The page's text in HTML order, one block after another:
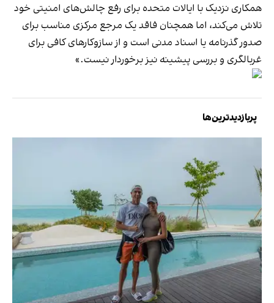
همکاری نزدیک با ایالات متحده برای رفع چالش‌های امنیتی خود
تلاش می‌کند، اما همچنان فاقد یک مرجع مرکزی مناسب برای
صدور گذرنامه یا اسناد مدنی است و از سازوکارهای کافی برای
غربالگری و بررسی پیشینه نیز برخوردار نیست.»
پربازدیدترین‌ها